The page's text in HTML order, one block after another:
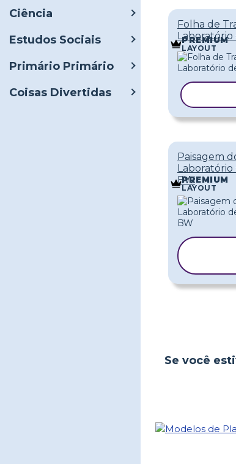
Ciência
Estudos Sociais
Primário Primário
Coisas Divertidas
Folha de
Laboratório
PREMIUM
LAYOUT
Paisagem
Laboratório
BW
PREMIUM
LAYOUT
Se você